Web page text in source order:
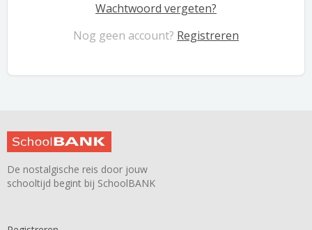
Wachtwoord vergeten?
Nog geen account? Registreren
De nostalgische reis door jouw
schooltijd begint bij SchoolBANK